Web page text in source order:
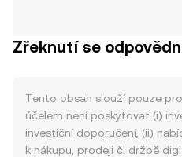
Zřeknutí se
Tento obsah slouží pouze
účelem není poskytovat (i)
investiční doporučení, (ii)
k nákupu, prodeji či držbě